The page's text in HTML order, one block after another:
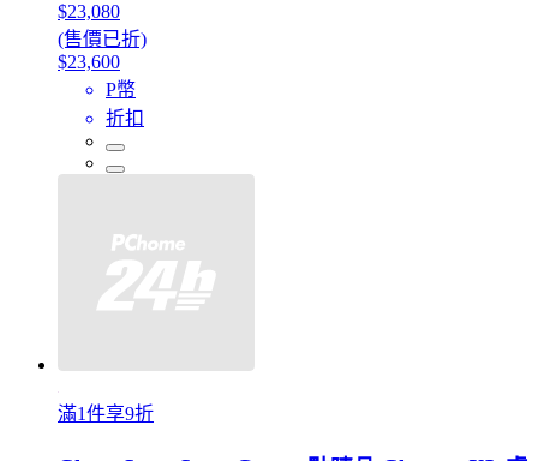
$23,080
(售價已折)
$23,600
P幣
折扣
滿1件享9折